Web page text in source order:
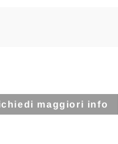
maggiori info